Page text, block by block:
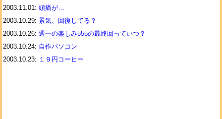
2003.11.01: 頭痛が…
2003.10.29: 景気、回復してる？
2003.10.26: 週一の楽しみ555の最終回っていつ？
2003.10.24: 自作パソコン
2003.10.23: １９円コーヒー